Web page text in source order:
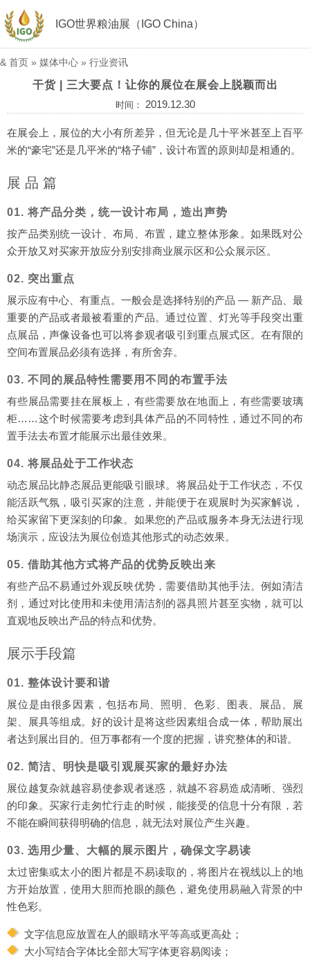
IGO世界粮油展（IGO China）
& 首页 » 媒体中心 » 行业资讯
干货 | 三大要点！让你的展位在展会上脱颖而出
时间： 2019.12.30
在展会上，展位的大小有所差异，但无论是几十平米甚至上百平
米的“豪宅”还是几平米的“格子铺”，设计布置的原则却是相通的。
展 品 篇
01. 将产品分类，统一设计布局，造出声势
按产品类别统一设计、布局、布置，建立整体形象。如果既对公
众开放又对买家开放应分别安排商业展示区和公众展示区。
02. 突出重点
展示应有中心、有重点。一般会是选择特别的产品 — 新产品、最
重要的产品或者最被看重的产品。通过位置、灯光等手段突出重
点展品，声像设备也可以将参观者吸引到重点展式区。在有限的
空间布置展品必须有选择，有所舍弃。
03. 不同的展品特性需要用不同的布置手法
有些展品需要挂在展板上，有些需要放在地面上，有些需要玻璃
柜……这个时候需要考虑到具体产品的不同特性，通过不同的布
置手法去布置才能展示出最佳效果。
04. 将展品处于工作状态
动态展品比静态展品更能吸引眼球。将展品处于工作状态，不仅
能活跃气氛，吸引买家的注意，并能便于在观展时为买家解说，
给买家留下更深刻的印象。如果您的产品或服务本身无法进行现
场演示，应设法为展位创造其他形式的动态效果。
05. 借助其他方式将产品的优势反映出来
有些产品不易通过外观反映优势，需要借助其他手法。例如清洁
剂，通过对比使用和未使用清洁剂的器具照片甚至实物，就可以
直观地反映出产品的特点和优势。
展示手段篇
01. 整体设计要和谐
展位是由很多因素，包括布局、照明、色彩、图表、展品、展
架、展具等组成。好的设计是将这些因素组合成一体，帮助展出
者达到展出目的。但万事都有一个度的把握，讲究整体的和谐。
02. 简洁、明快是吸引观展买家的最好办法
展位越复杂就越容易使参观者迷惑，就越不容易造成清晰、强烈
的印象。买家行走匆忙行走的时候，能接受的信息十分有限，若
不能在瞬间获得明确的信息，就无法对展位产生兴趣。
03. 选用少量、大幅的展示图片，确保文字易读
太过密集或太小的图片都是不易读取的，将图片在视线以上的地
方开始放置，使用大胆而抢眼的颜色，避免使用易融入背景的中
性色彩。
文字信息应放置在人的眼睛水平等高或更高处；
大小写结合字体比全部大写字体更容易阅读；